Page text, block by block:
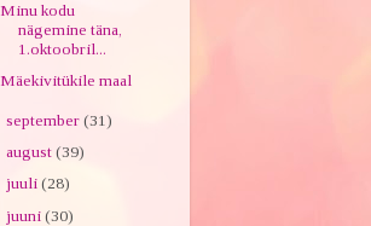
Minu kodu
nägemine täna,
1.oktoobril...
Mäekivitükile maal
september (31)
august (39)
juuli (28)
juuni (30)